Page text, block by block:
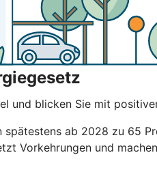
und blicken Sie mit
spätestens ab 2028 zu 65
Vorkehrungen und